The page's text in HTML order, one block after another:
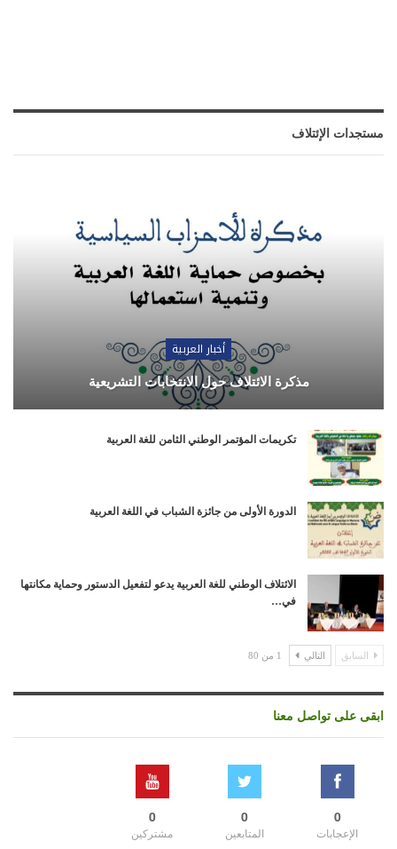
مستجدات الإئتلاف
أخبار العربية
مذكرة الائتلاف حول الانتخابات التشريعية
تكريمات المؤتمر الوطني الثامن للغة العربية
الدورة الأولى من جائزة الشباب في اللغة العربية
الائتلاف الوطني للغة العربية يدعو لتفعيل الدستور وحماية مكانتها
في…
السابق التالي 1 من 80
ابقى على تواصل معنا
0
الإعجابات
0
المتابعين
0
مشتركين